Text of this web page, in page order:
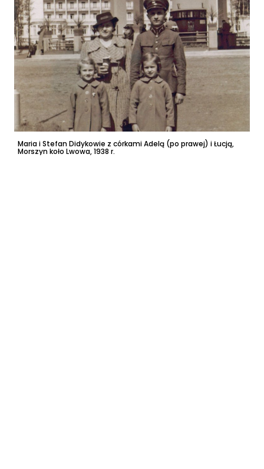
Maria i Stefan Didykowie z córkami Adelą (po prawej) i Łucją,
Morszyn koło Lwowa, 1938 r.